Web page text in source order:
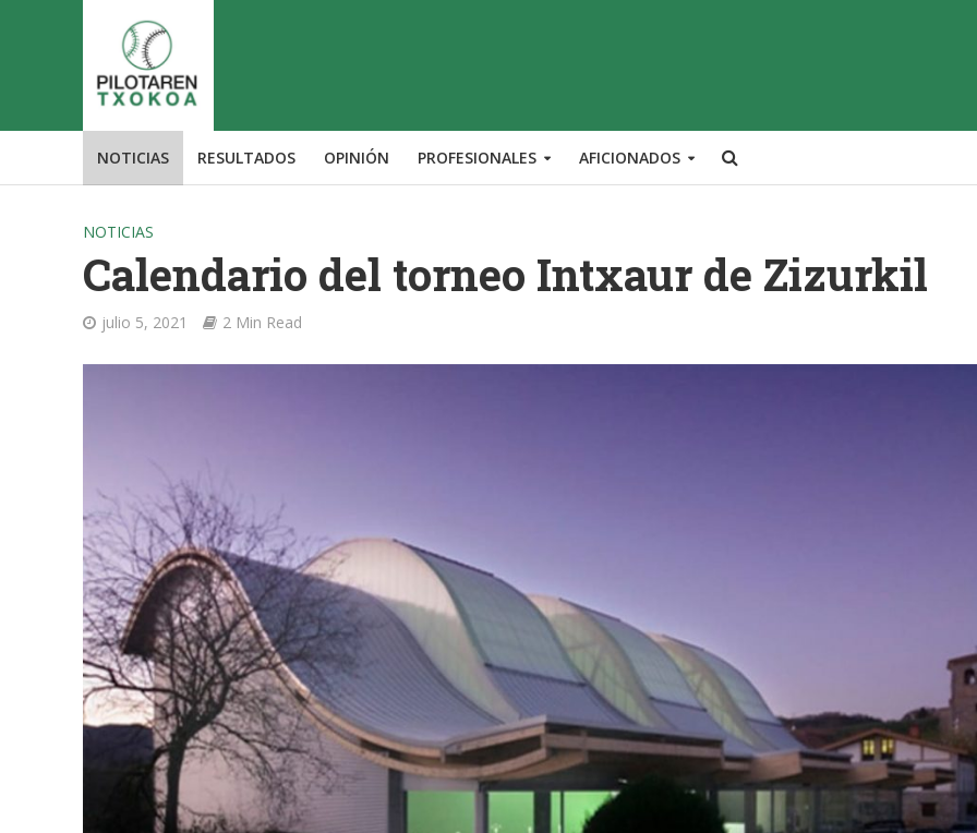
NOTICIAS RESULTADOS OPINIÓN PROFESIONALES AFICIONADOS
NOTICIAS
Calendario del torneo Intxaur de Zizurkil
julio 5, 2021 2 Min Read